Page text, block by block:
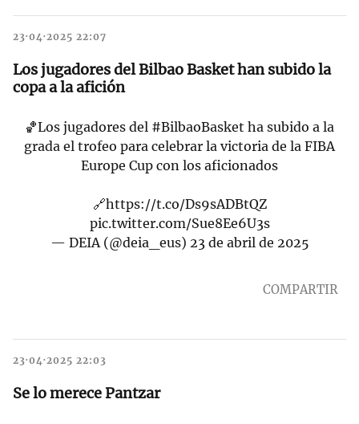
23·04·2025 22:07
Los jugadores del Bilbao Basket han subido la
copa a la afición
🏀Los jugadores del #BilbaoBasket ha subido a la
grada el trofeo para celebrar la victoria de la FIBA
Europe Cup con los aficionados
🔗https://t.co/Ds9sADBtQZ
pic.twitter.com/Sue8Ee6U3s
— DEIA (@deia_eus) 23 de abril de 2025
COMPARTIR
23·04·2025 22:03
Se lo merece Pantzar